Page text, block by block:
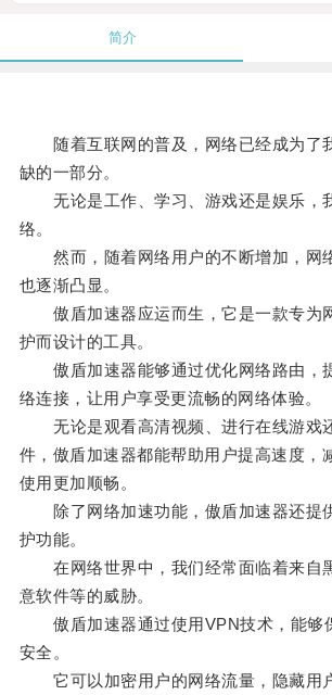
简介
随着互联网的普及，网络已经成为了
缺的一部分。
无论是工作、学习、游戏还是娱乐，
络。
然而，随着网络用户的不断增加，网
也逐渐凸显。
傲盾加速器应运而生，它是一款专为
护而设计的工具。
傲盾加速器能够通过优化网络路由，
络连接，让用户享受更流畅的网络体验。
无论是观看高清视频、进行在线游戏
件，傲盾加速器都能帮助用户提高速度，
使用更加顺畅。
除了网络加速功能，傲盾加速器还提
护功能。
在网络世界中，我们经常面临着来自
意软件等的威胁。
傲盾加速器通过使用VPN技术，能够
安全。
它可以加密用户的网络流量，隐藏用